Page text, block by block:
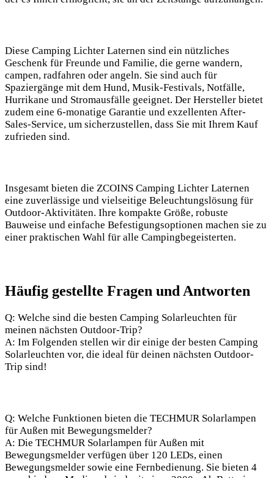
Diese Camping Lichter Laternen sind ein nützliches
Geschenk für Freunde und Familie, die gerne wandern,
campen,⁢ radfahren oder angeln. Sie sind auch⁤ für
Spaziergänge mit dem Hund, Musik-Festivals,‍ Notfälle,
Hurrikane und Stromausfälle geeignet. Der Hersteller bietet⁣
zudem eine 6-monatige Garantie⁤ und exzellenten After-
Sales-Service,⁤ um sicherzustellen, dass Sie mit ‍Ihrem Kauf
zufrieden sind.
Insgesamt⁣ bieten die‍ ZCOINS Camping Lichter Laternen
eine​ zuverlässige und vielseitige Beleuchtungslösung für
Outdoor-Aktivitäten. Ihre kompakte Größe, robuste
Bauweise und einfache Befestigungsoptionen machen sie‍ zu⁣
einer praktischen Wahl für alle Campingbegeisterten.
Häufig gestellte Fragen und‌ Antworten
Q: Welche sind⁤ die besten Camping Solarleuchten für
meinen nächsten Outdoor-Trip?
A:‍ Im Folgenden stellen wir dir einige der besten Camping
Solarleuchten vor, die ideal für deinen nächsten Outdoor-
Trip sind!
Q: Welche Funktionen bieten die​ TECHMUR Solarlampen
für Außen mit Bewegungsmelder?
A: Die TECHMUR Solarlampen für Außen mit
Bewegungsmelder verfügen über 120 LEDs, einen
Bewegungsmelder sowie eine Fernbedienung. Sie bieten 4